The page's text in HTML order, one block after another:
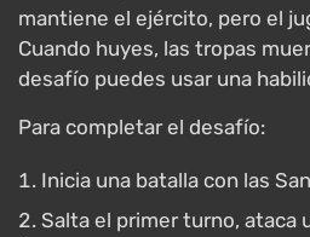
mantiene el ejército, pero el
Cuando huyes, las tropas
desafío puedes usar una
Para completar el desafío:
Inicia una batalla con las
Salta el primer turno, ataca